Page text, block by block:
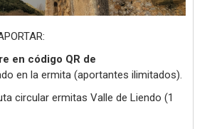
en código QR de
en la ermita (aportantes ilimitados).
circular ermitas Valle de Liendo (1